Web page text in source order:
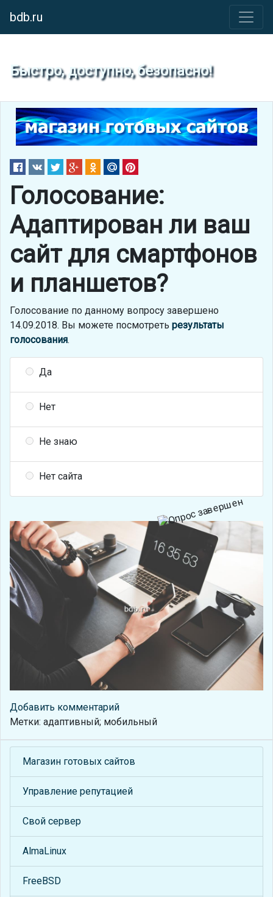
bdb.ru
Быстро, доступно, безопасно!
Голосование:
Адаптирован ли ваш
сайт для смартфонов
и планшетов?
Голосование по данному вопросу завершено
14.09.2018. Вы можете посмотреть результаты
голосования.
Да
Нет
Не знаю
Нет сайта
Добавить комментарий
Метки: адаптивный; мобильный
Магазин готовых сайтов
Управление репутацией
Свой сервер
AlmaLinux
FreeBSD